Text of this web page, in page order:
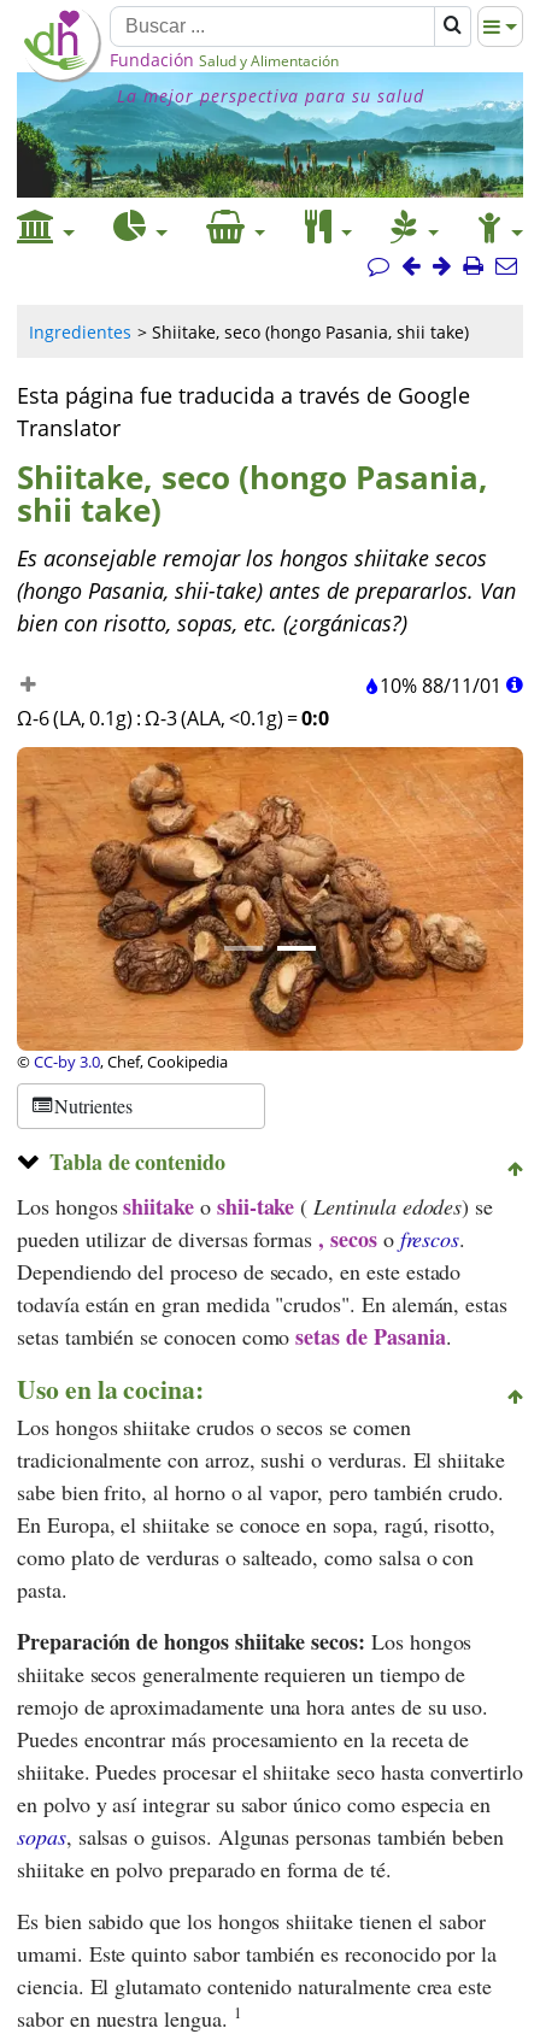
Fundación Salud y Alimentación
La mejor perspectiva para su salud
Ingredientes Shiitake, seco (hongo Pasania, shii take)
Esta página fue traducida a través de Google
Translator
Shiitake, seco (hongo Pasania,
shii take)
Es aconsejable remojar los hongos shiitake secos
(hongo Pasania, shii-take) antes de prepararlos. Van
bien con risotto, sopas, etc. (¿orgánicas?)
10%88/11/01
Ω-6 (LA, 0.1g) :Ω-3 (ALA, <0.1g) =0:0
©CC-by 3.0, Chef, Cookipedia
Nutrientes
Tabla de contenido
Los hongosshiitakeo shii-take ( Lentinula edodes) se
pueden utilizar de diversas formas, secoso frescos.
Dependiendo del proceso de secado, en este estado
todavía están en gran medida "crudos". En alemán, estas
setas también se conocen comosetas de Pasania.
Uso en la cocina:
Los hongos shiitake crudos o secos se comen
tradicionalmente con arroz, sushi o verduras. El shiitake
sabe bien frito, al horno o al vapor, pero también crudo.
En Europa, el shiitake se conoce en sopa, ragú, risotto,
como plato de verduras o salteado, como salsa o con
pasta.
Preparación de hongos shiitake secos: Los hongos
shiitake secos generalmente requieren un tiempo de
remojo de aproximadamente una hora antes de su uso.
Puedes encontrar más procesamiento en la receta de
shiitake. Puedes procesar el shiitake seco hasta convertirlo
en polvo y así integrar su sabor único como especia en
sopas, salsas o guisos. Algunas personas también beben
shiitake en polvo preparado en forma de té.
Es bien sabido que los hongos shiitake tienen el sabor
umami. Este quinto sabor también es reconocido por la
ciencia. El glutamato contenido naturalmente crea este
sabor en nuestra lengua. 1